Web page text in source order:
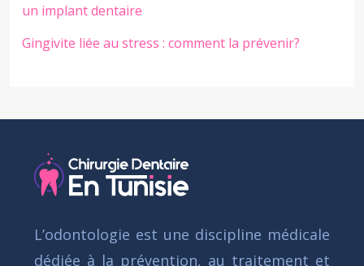
un implant dentaire
Gingivite liée au stress : comment la prévenir?
L’odontologie est une discipline médicale
dédiée à la prévention, au traitement et